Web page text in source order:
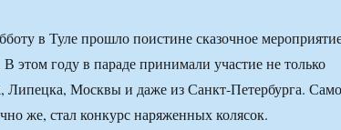
в Туле прошло поистине сказочное
году в параде принимали участие не только
Липецка, Москвы и даже из Санкт-Петербурга.
же, стал конкурс наряженных колясок.